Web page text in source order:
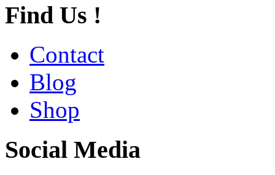
Find Us !
Contact
Blog
Shop
Social Media